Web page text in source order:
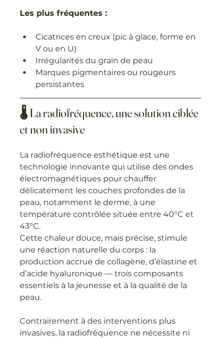
Les plus fréquentes :
Cicatrices en creux (pic à glace, forme en
V ou en U)
Irrégularités du grain de peau
Marques pigmentaires ou rougeurs
persistantes
🌡 La radiofréquence, une solution ciblée
et non invasive
La radiofréquence esthétique est une
technologie innovante qui utilise des ondes
électromagnétiques pour chauffer
délicatement les couches profondes de la
peau, notamment le derme, à une
température contrôlée située entre 40°C et
43°C.
Cette chaleur douce, mais précise, stimule
une réaction naturelle du corps : la
production accrue de collagène, d’élastine et
d’acide hyaluronique — trois composants
essentiels à la jeunesse et à la qualité de la
peau.
Contrairement à des interventions plus
invasives, la radiofréquence ne nécessite ni